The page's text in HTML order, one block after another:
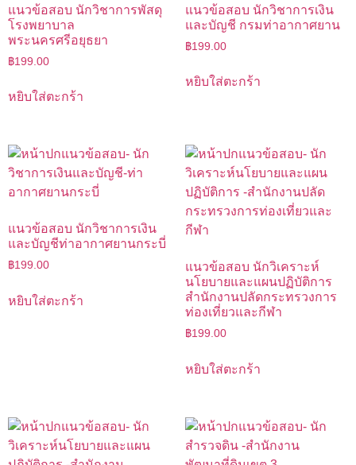
แนวข้อสอบ นักวิชาการพัสดุ
โรงพยาบาล
พระนครศรีอยุธยา
฿199.00
หยิบใส่ตะกร้า
แนวข้อสอบ นักวิชาการเงิน
และบัญชี กรมท่าอากาศยาน
฿199.00
หยิบใส่ตะกร้า
แนวข้อสอบ นักวิชาการเงิน
และบัญชีท่าอากาศยานกระบี่
฿199.00
หยิบใส่ตะกร้า
แนวข้อสอบ นักวิเคราะห์
นโยบายและแผนปฏิบัติการ
สำนักงานปลัดกระทรวงการ
ท่องเที่ยวและกีฬา
฿199.00
หยิบใส่ตะกร้า